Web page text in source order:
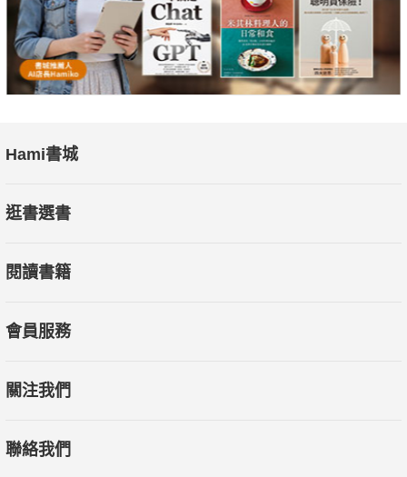
Hami書城
逛書選書
閱讀書籍
會員服務
關注我們
聯絡我們